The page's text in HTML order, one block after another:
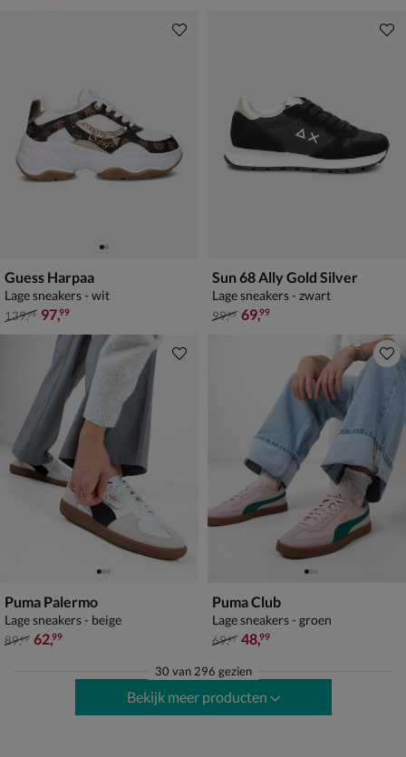
Guess Harpaa
Lage sneakers - wit
van € 139,99 voor € 97,99
139,99 97,99
Sun 68 Ally Gold Silver
Lage sneakers - zwart
van € 99,99 voor € 69,99
99,99 69,99
Puma Palermo
Lage sneakers - beige
van € 89,99 voor € 62,99
89,99 62,99
Puma Club
Lage sneakers - groen
van € 69,99 voor € 48,99
69,99 48,99
30 van 296 gezien
Bekijk meer producten